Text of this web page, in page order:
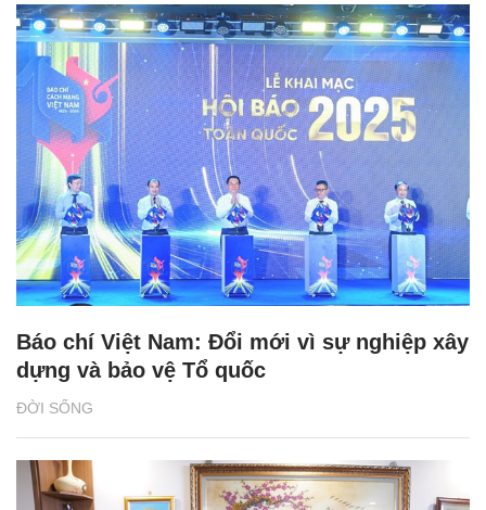
ĐỜI SỐNG
Báo chí Việt Nam: Đổi mới vì sự nghiệp xây
dựng và bảo vệ Tổ quốc